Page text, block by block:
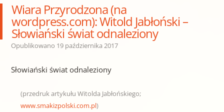
Wiara Przyrodzona (na
wordpress.com): Witold Jabłoński –
Słowiański świat odnaleziony
Opublikowano 19 października 2017
Słowiański świat odnaleziony
(przedruk artykułu Witolda Jabłońskiego;
www.smakizpolski.com.pl)